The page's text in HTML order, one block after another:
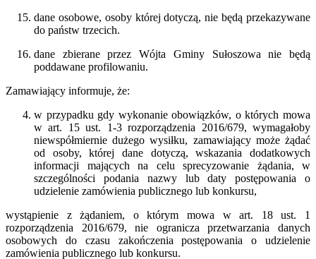
dane osobowe, osoby której dotyczą, nie będą przekazywane
do państw trzecich.
dane zbierane przez Wójta Gminy Sułoszowa nie będą
poddawane profilowaniu.
Zamawiający informuje, że:
w przypadku gdy wykonanie obowiązków, o których mowa
w art. 15 ust. 1-3 rozporządzenia 2016/679, wymagałoby
niewspółmiernie dużego wysiłku, zamawiający może żądać
od osoby, której dane dotyczą, wskazania dodatkowych
informacji mających na celu sprecyzowanie żądania, w
szczególności podania nazwy lub daty postępowania o
udzielenie zamówienia publicznego lub konkursu,
wystąpienie z żądaniem, o którym mowa w art. 18 ust. 1
rozporządzenia 2016/679, nie ogranicza przetwarzania danych
osobowych do czasu zakończenia postępowania o udzielenie
zamówienia publicznego lub konkursu.